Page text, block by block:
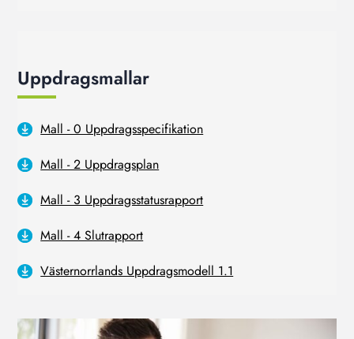
Uppdragsmallar
Mall - 0 Uppdragsspecifikation
Mall - 2 Uppdragsplan
Mall - 3 Uppdragsstatusrapport
Mall - 4 Slutrapport
Västernorrlands Uppdragsmodell 1.1